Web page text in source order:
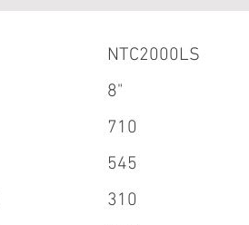
NTC2000LS
8"
710
545
310